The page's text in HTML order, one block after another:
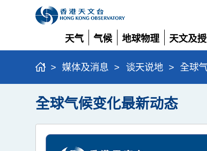
天气
展
开
气候
展
开
地球物理
展
开
天文及
展
开
> 媒体及消息 > 谈天说地 > 全球
全球气候变化最新动态